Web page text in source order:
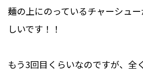
麺の上にのっているチャーシュ
しいです！！
もう3回目くらいなのですが、全